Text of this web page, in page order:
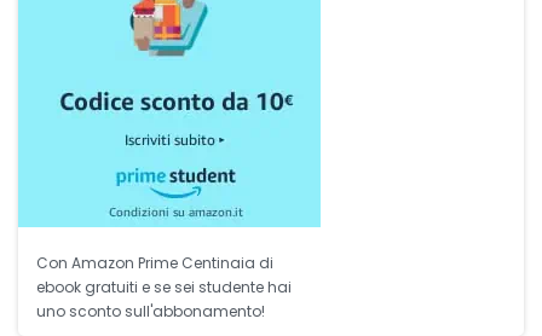
Con Amazon Prime Centinaia di
ebook gratuiti e se sei studente hai
uno sconto sull'abbonamento!